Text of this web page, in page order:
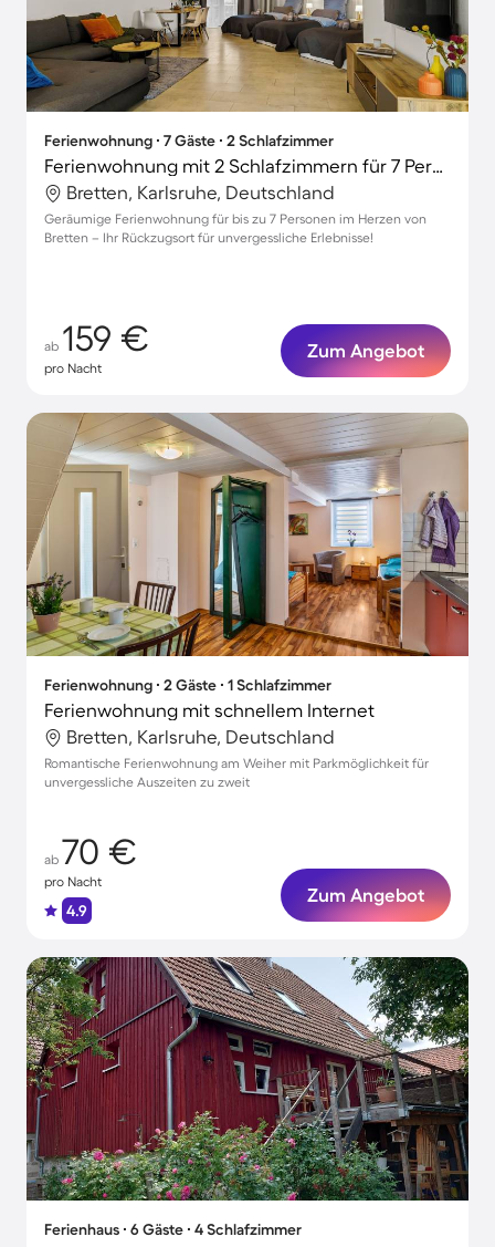
Ferienwohnung ∙ 7 Gäste ∙ 2 Schlafzimmer
Ferienwohnung mit 2 Schlafzimmern für 7 Personen
Bretten, Karlsruhe, Deutschland
Geräumige Ferienwohnung für bis zu 7 Personen im Herzen von
Bretten – Ihr Rückzugsort für unvergessliche Erlebnisse!
ab 159 €
pro Nacht
Zum Angebot
Ferienwohnung ∙ 2 Gäste ∙ 1 Schlafzimmer
Ferienwohnung mit schnellem Internet
Bretten, Karlsruhe, Deutschland
Romantische Ferienwohnung am Weiher mit Parkmöglichkeit für
unvergessliche Auszeiten zu zweit
ab 70 €
pro Nacht
4.9
Zum Angebot
Ferienhaus ∙ 6 Gäste ∙ 4 Schlafzimmer